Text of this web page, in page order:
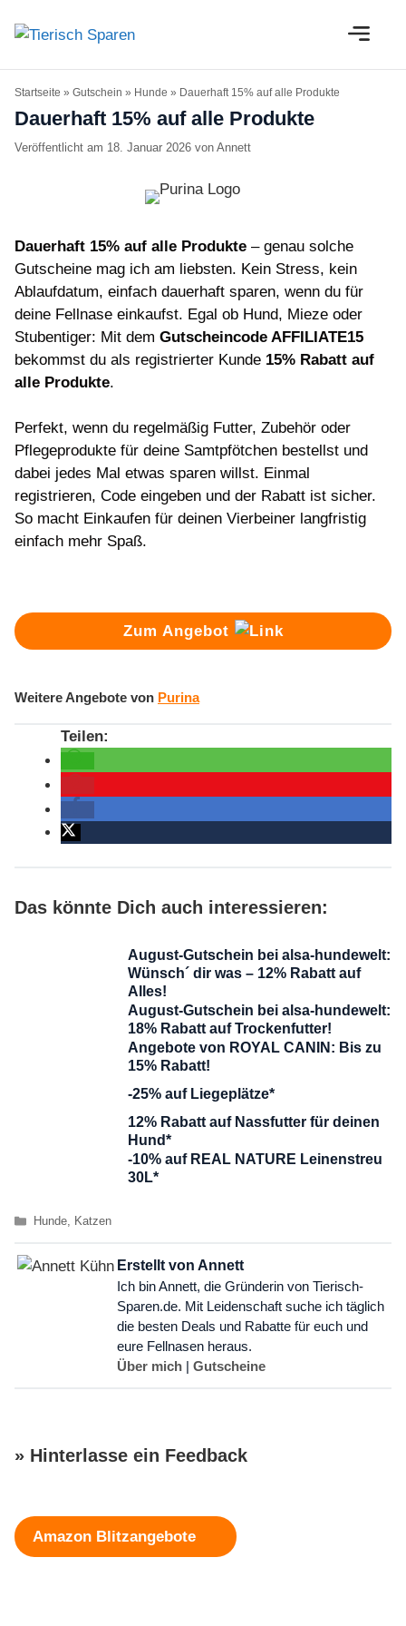
Inhalt
Startseite » Gutschein » Hunde » Dauerhaft 15% auf alle Produkte
Dauerhaft 15% auf alle Produkte
18. Januar 2026 von Annett
Dauerhaft 15% auf alle Produkte – genau solche
Gutscheine mag ich am liebsten. Kein Stress, kein
Ablaufdatum, einfach dauerhaft sparen, wenn du für
deine Fellnase einkaufst. Egal ob Hund, Mieze oder
Stubentiger: Mit dem Gutscheincode AFFILIATE15
bekommst du als registrierter Kunde 15% Rabatt auf
alle Produkte.
Perfekt, wenn du regelmäßig Futter, Zubehör oder
Pflegeprodukte für deine Samtpfötchen bestellst und
dabei jedes Mal etwas sparen willst. Einmal
registrieren, Code eingeben und der Rabatt ist sicher.
So macht Einkaufen für deinen Vierbeiner langfristig
einfach mehr Spaß.
Zum Angebot
Weitere Angebote von Purina
Das könnte Dich auch interessieren:
August-Gutschein bei alsa-hundewelt:
Wünsch´ dir was – 12% Rabatt auf
Alles!
August-Gutschein bei alsa-hundewelt:
18% Rabatt auf Trockenfutter!
Angebote von ROYAL CANIN: Bis zu
15% Rabatt!
-25% auf Liegeplätze*
12% Rabatt auf Nassfutter für deinen
Hund*
-10% auf REAL NATURE Leinenstreu
30L*
Kategorien
Hunde, Katzen
Erstellt von Annett
Ich bin Annett, die Gründerin von Tierisch-
Sparen.de. Mit Leidenschaft suche ich täglich
die besten Deals und Rabatte für euch und
eure Fellnasen heraus.
Über mich| Gutscheine
» Hinterlasse ein Feedback
Schreibe einen Kommentar
Amazon Blitzangebote